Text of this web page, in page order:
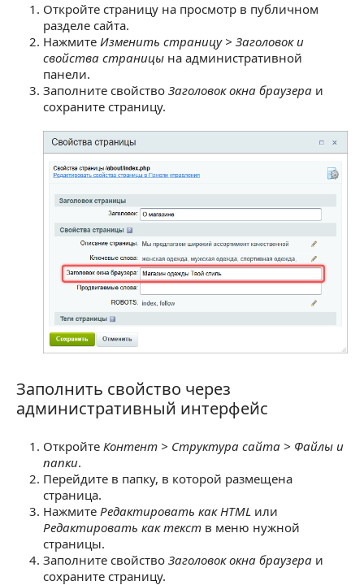
Откройте страницу на просмотр в публичном
разделе сайта.
Нажмите Изменить страницу > Заголовок и
свойства страницы на административной
панели.
Заполните свойство Заголовок окна браузера и
сохраните страницу.
Заполнить свойство через административный
Заполнить свойство через
административный интерфейс
Откройте Контент > Структура сайта > Файлы и
папки.
Перейдите в папку, в которой размещена
страница.
Нажмите Редактировать как HTML или
Редактировать как текст в меню нужной
страницы.
Заполните свойство Заголовок окна браузера и
сохраните страницу.